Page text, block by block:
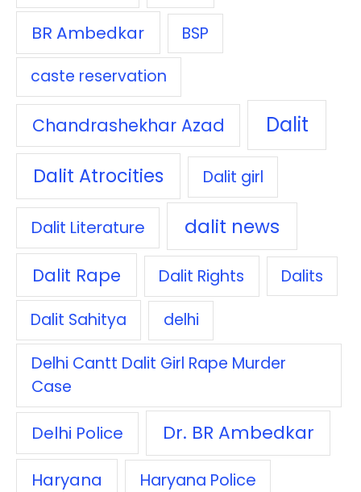
BR Ambedkar
BSP
caste reservation
Chandrashekhar Azad Dalit
Dalit Atrocities Dalit girl
Dalit Literature dalit news
Dalit Rape Dalit Rights Dalits
Dalit Sahitya delhi
Delhi Cantt Dalit Girl Rape Murder
Case
Delhi Police Dr. BR Ambedkar
Haryana Haryana Police